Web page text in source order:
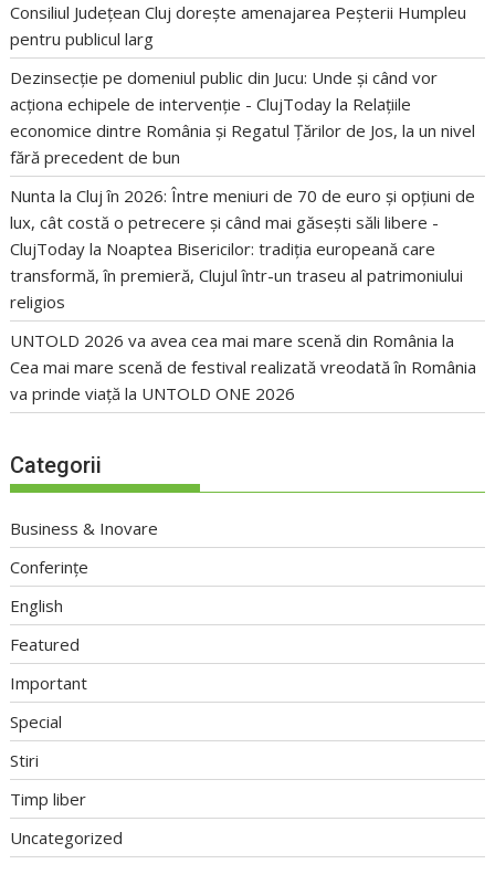
Consiliul Județean Cluj dorește amenajarea Peșterii Humpleu
pentru publicul larg
Dezinsecție pe domeniul public din Jucu: Unde și când vor
acționa echipele de intervenție - ClujToday la Relațiile
economice dintre România și Regatul Țărilor de Jos, la un nivel
fără precedent de bun
Nunta la Cluj în 2026: Între meniuri de 70 de euro și opțiuni de
lux, cât costă o petrecere și când mai găsești săli libere -
ClujToday la Noaptea Bisericilor: tradiția europeană care
transformă, în premieră, Clujul într-un traseu al patrimoniului
religios
UNTOLD 2026 va avea cea mai mare scenă din România la
Cea mai mare scenă de festival realizată vreodată în România
va prinde viață la UNTOLD ONE 2026
Categorii
Business & Inovare
Conferințe
English
Featured
Important
Special
Stiri
Timp liber
Uncategorized